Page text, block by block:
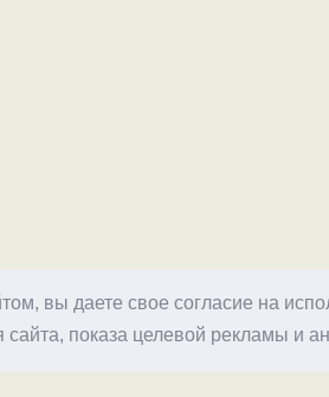
вы даете свое согласие на
показа целевой рекламы и
Exler